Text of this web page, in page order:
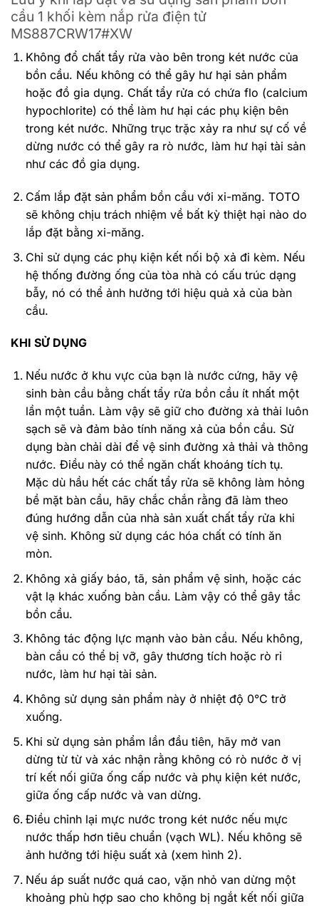
cầu 1 khối kèm nắp rửa điện tử
MS887CRW17#XW
Không đổ chất tẩy rửa vào bên trong két nước của
bồn cầu. Nếu không có thể gây hư hại sản phẩm
hoặc đồ gia dụng. Chất tẩy rửa có chứa flo (calcium
hypochlorite) có thể làm hư hại các phụ kiện bên
trong két nước. Những trục trặc xảy ra như sự cố về
dừng nước có thể gây ra rò nước, làm hư hại tài sản
như các đồ gia dụng.
Cấm lắp đặt sản phẩm bồn cầu với xi-măng. TOTO
sẽ không chịu trách nhiệm về bất kỳ thiệt hại nào do
lắp đặt bằng xi-măng.
Chỉ sử dụng các phụ kiện kết nối bộ xả đi kèm. Nếu
hệ thống đường ống của tòa nhà có cấu trúc dạng
bẫy, nó có thể ảnh hưởng tới hiệu quả xả của bàn
cầu.
KHI SỬ DỤNG
Nếu nước ở khu vực của bạn là nước cứng, hãy vệ
sinh bàn cầu bằng chất tẩy rửa bồn cầu ít nhất một
lần một tuần. Làm vậy sẽ giữ cho đường xả thải luôn
sạch sẽ và đảm bảo tính năng xả của bồn cầu. Sử
dụng bàn chải dài để vệ sinh đường xả thải và thông
nước. Điều này có thể ngăn chất khoáng tích tụ.
Mặc dù hầu hết các chất tẩy rửa sẽ không làm hỏng
bề mặt bàn cầu, hãy chắc chắn rằng đã làm theo
đúng hướng dẫn của nhà sản xuất chất tẩy rửa khi
vệ sinh. Không sử dụng các hóa chất có tính ăn
mòn.
Không xả giấy báo, tã, sản phẩm vệ sinh, hoặc các
vật lạ khác xuống bàn cầu. Làm vậy có thể gây tắc
bồn cầu.
Không tác động lực mạnh vào bàn cầu. Nếu không,
bàn cầu có thể bị vỡ, gây thương tích hoặc rò rỉ
nước, làm hư hại tài sản.
Không sử dụng sản phẩm này ở nhiệt độ 0°C trở
xuống.
Khi sử dụng sản phẩm lần đầu tiên, hãy mở van
dừng từ từ và xác nhận rằng không có rò nước ở vị
trí kết nối giữa ống cấp nước và phụ kiện két nước,
giữa ống cấp nước và van dừng.
Điều chỉnh lại mực nước trong két nước nếu mực
nước thấp hơn tiêu chuẩn (vạch WL). Nếu không sẽ
ảnh hưởng tới hiệu suất xả (xem hình 2).
Nếu áp suất nước quá cao, vặn nhỏ van dừng một
khoảng phù hợp sao cho không bị ngắt kết nối giữa